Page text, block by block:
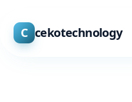
C cekotechnology